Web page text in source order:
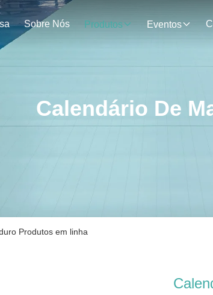
Sobre Nós Produtos Eventos
Calendário De
Produtos em linha